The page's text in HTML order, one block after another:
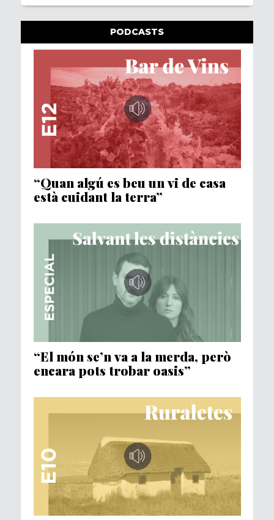
PODCASTS
“Quan algú es beu un vi de casa
està cuidant la terra”
“El món se’n va a la merda, però
encara pots trobar oasis”